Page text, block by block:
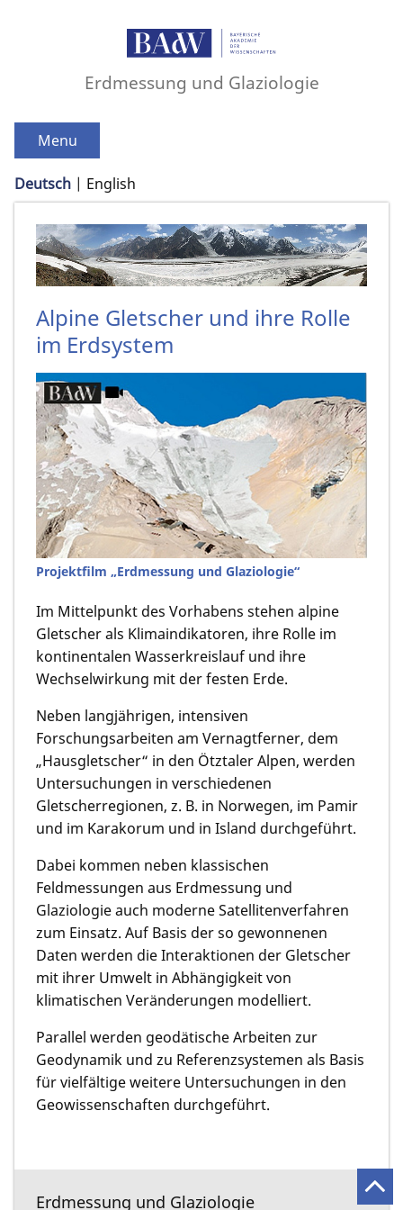
Erdmessung und Glaziologie
Menu
Deutsch English
Alpine Gletscher und ihre Rolle
im Erdsystem
Projektfilm „Erdmessung und Glaziologie“
Im Mittelpunkt des Vorhabens stehen alpine
Gletscher als Klimaindikatoren, ihre Rolle im
kontinentalen Wasserkreislauf und ihre
Wechselwirkung mit der festen Erde.
Neben langjährigen, intensiven
Forschungsarbeiten am Vernagtferner, dem
„Hausgletscher“ in den Ötztaler Alpen, werden
Untersuchungen in verschiedenen
Gletscherregionen, z. B. in Norwegen, im Pamir
und im Karakorum und in Island durchgeführt.
Dabei kommen neben klassischen
Feldmessungen aus Erdmessung und
Glaziologie auch moderne Satellitenverfahren
zum Einsatz. Auf Basis der so gewonnenen
Daten werden die Interaktionen der Gletscher
mit ihrer Umwelt in Abhängigkeit von
klimatischen Veränderungen modelliert.
Parallel werden geodätische Arbeiten zur
Geodynamik und zu Referenzsystemen als Basis
für vielfältige weitere Untersuchungen in den
Geowissenschaften durchgeführt.
Erdmessung und Glaziologie